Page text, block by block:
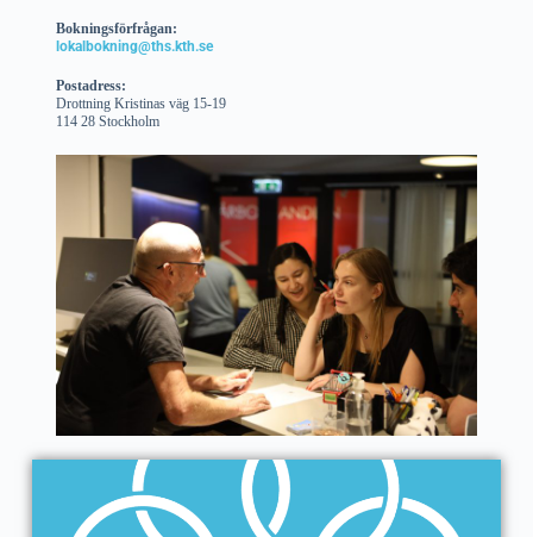
Bokningsförfrågan:
lokalbokning@ths.kth.se
Postadress:
Drottning Kristinas väg 15-19
114 28 Stockholm